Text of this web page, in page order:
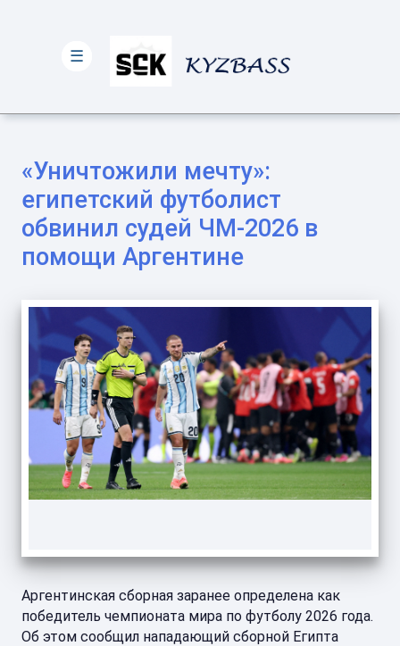
«Уничтожили мечту»:
египетский футболист
обвинил судей ЧМ-2026 в
помощи Аргентине
Аргентинская сборная заранее определена как
победитель чемпионата мира по футболу 2026 года.
Об этом сообщил нападающий сборной Египта
☰